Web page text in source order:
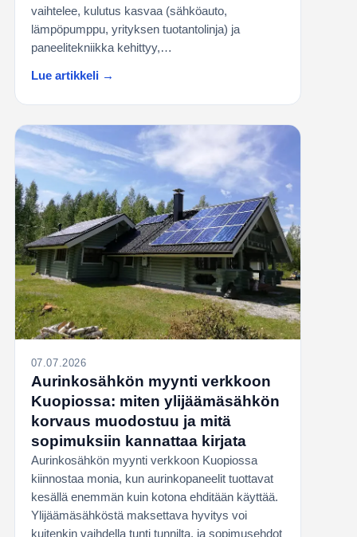
vaihtelee, kulutus kasvaa (sähköauto,
lämpöpumppu, yrityksen tuotantolinja) ja
paneelitekniikka kehittyy,…
Lue artikkeli →
07.07.2026
Aurinkosähkön myynti verkkoon
Kuopiossa: miten ylijäämäsähkön
korvaus muodostuu ja mitä
sopimuksiin kannattaa kirjata
Aurinkosähkön myynti verkkoon Kuopiossa
kiinnostaa monia, kun aurinkopaneelit tuottavat
kesällä enemmän kuin kotona ehditään käyttää.
Ylijäämäsähköstä maksettava hyvitys voi
kuitenkin vaihdella tunti tunnilta, ja sopimusehdot